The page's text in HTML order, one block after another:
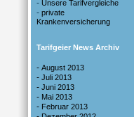
- Unsere Tarifvergleiche
- private
Krankenversicherung
Tarifgeier News Archiv
- August 2013
- Juli 2013
- Juni 2013
- Mai 2013
- Februar 2013